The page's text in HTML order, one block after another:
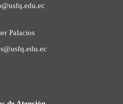
Palacios